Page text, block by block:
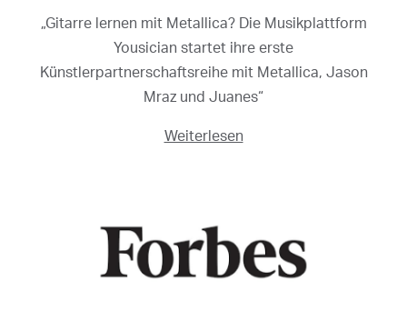
„Gitarre lernen mit Metallica? Die Musikplattform
Yousician startet ihre erste
Künstlerpartnerschaftsreihe mit Metallica, Jason
Mraz und Juanes“
Weiterlesen